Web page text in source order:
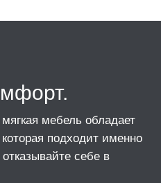
мебель обладает
подходит именно
себе в